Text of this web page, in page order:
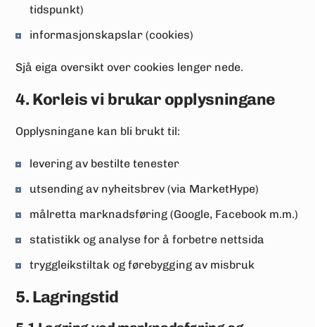
tidspunkt)
informasjonskapslar (cookies)
Sjå eiga oversikt over cookies lenger nede.
4. Korleis vi brukar opplysningane
Opplysningane kan bli brukt til:
levering av bestilte tenester
utsending av nyheitsbrev (via MarketHype)
målretta marknadsføring (Google, Facebook m.m.)
statistikk og analyse for å forbetre nettsida
tryggleikstiltak og førebygging av misbruk
5. Lagringstid